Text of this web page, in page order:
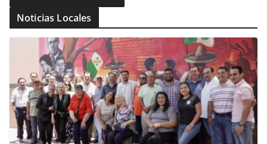
Noticias Locales